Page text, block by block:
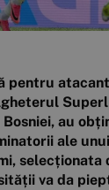
pentru
au
ale
selecționata
va da